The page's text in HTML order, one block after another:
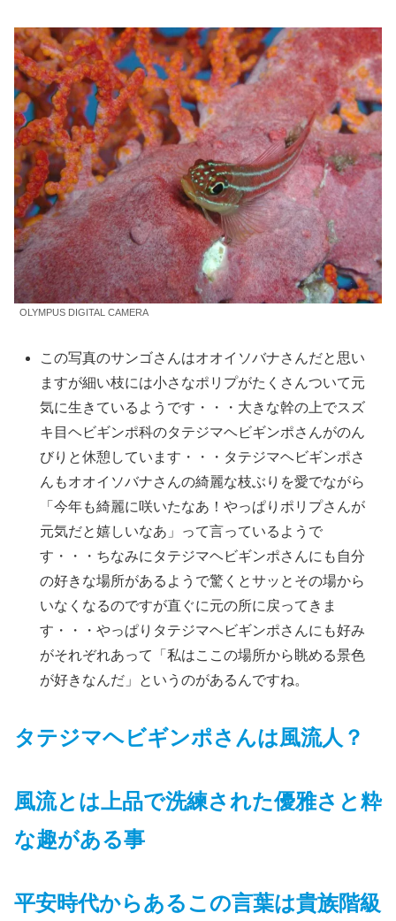
OLYMPUS DIGITAL CAMERA
この写真のサンゴさんはオオイソバナさんだと思い
ますが細い枝には小さなポリプがたくさんついて元
気に生きているようです・・・大きな幹の上でスズ
キ目ヘビギンポ科のタテジマヘビギンポさんがのん
びりと休憩しています・・・タテジマヘビギンポさ
んもオオイソバナさんの綺麗な枝ぶりを愛でながら
「今年も綺麗に咲いたなあ！やっぱりポリプさんが
元気だと嬉しいなあ」って言っているようで
す・・・ちなみにタテジマヘビギンポさんにも自分
の好きな場所があるようで驚くとサッとその場から
いなくなるのですが直ぐに元の所に戻ってきま
す・・・やっぱりタテジマヘビギンポさんにも好み
がそれぞれあって「私はここの場所から眺める景色
が好きなんだ」というのがあるんですね。
タテジマヘビギンポさんは風流人？
風流とは上品で洗練された優雅さと粋
な趣がある事
平安時代からあるこの言葉は貴族階級